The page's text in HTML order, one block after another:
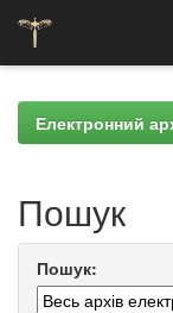
navigationЕлектронний
Пошук
Пошук: